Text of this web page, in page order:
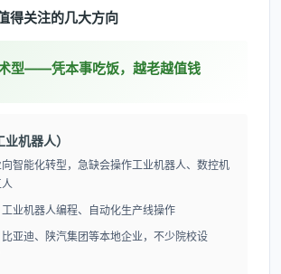
得关注的几大方向
型——凭本事吃饭，越老越值钱
机器人）
智能化转型，急缺会操作工业机器人、数控机
业机器人编程、自动化生产线操作
亚迪、陕汽集团等本地企业，不少院校设